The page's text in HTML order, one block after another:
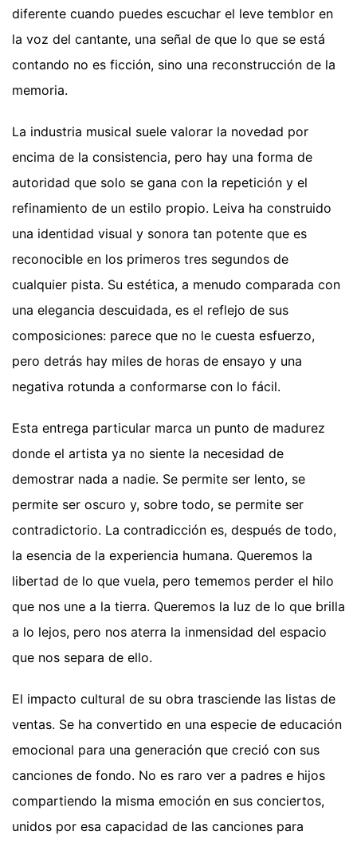
diferente cuando puedes escuchar el leve temblor en
la voz del cantante, una señal de que lo que se está
contando no es ficción, sino una reconstrucción de la
memoria.
La industria musical suele valorar la novedad por
encima de la consistencia, pero hay una forma de
autoridad que solo se gana con la repetición y el
refinamiento de un estilo propio. Leiva ha construido
una identidad visual y sonora tan potente que es
reconocible en los primeros tres segundos de
cualquier pista. Su estética, a menudo comparada con
una elegancia descuidada, es el reflejo de sus
composiciones: parece que no le cuesta esfuerzo,
pero detrás hay miles de horas de ensayo y una
negativa rotunda a conformarse con lo fácil.
Esta entrega particular marca un punto de madurez
donde el artista ya no siente la necesidad de
demostrar nada a nadie. Se permite ser lento, se
permite ser oscuro y, sobre todo, se permite ser
contradictorio. La contradicción es, después de todo,
la esencia de la experiencia humana. Queremos la
libertad de lo que vuela, pero tememos perder el hilo
que nos une a la tierra. Queremos la luz de lo que brilla
a lo lejos, pero nos aterra la inmensidad del espacio
que nos separa de ello.
El impacto cultural de su obra trasciende las listas de
ventas. Se ha convertido en una especie de educación
emocional para una generación que creció con sus
canciones de fondo. No es raro ver a padres e hijos
compartiendo la misma emoción en sus conciertos,
unidos por esa capacidad de las canciones para